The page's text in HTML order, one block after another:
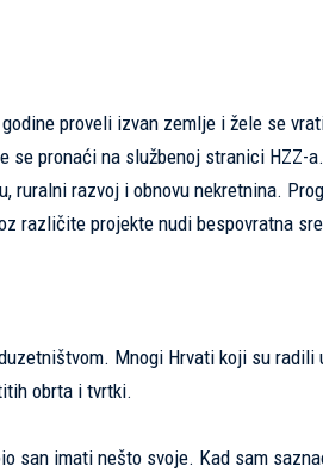
proveli izvan zemlje i žele se
se pronaći na službenoj stranici HZZ-a.
ruralni razvoj i obnovu nekretnina.
različite projekte nudi bespovratna
Mnogi Hrvati koji su
obrta i tvrtki.
san imati nešto svoje. Kad sam